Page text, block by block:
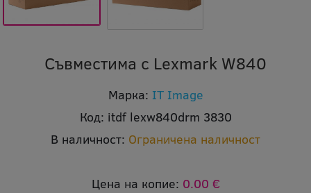
Съвместима с Lexmark W840
Марка: IT Image
Код: itdf lexw840drm 3830
В наличност: Ограничена наличност
Цена на копие: 0.00 €